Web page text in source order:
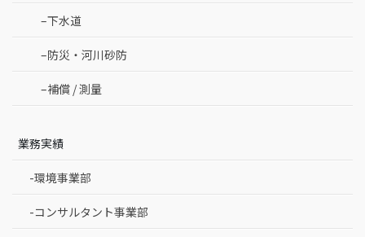
–下水道
–防災・河川砂防
–補償 / 測量
業務実績
-環境事業部
-コンサルタント事業部